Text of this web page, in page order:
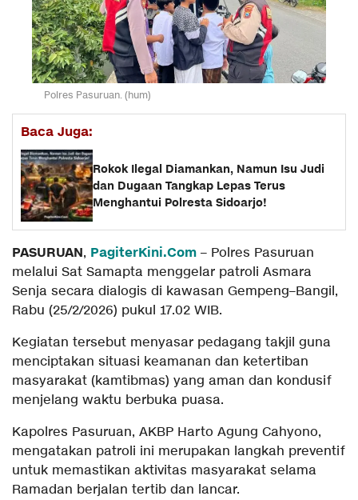
Polres Pasuruan. (hum)
Baca Juga:
Rokok Ilegal Diamankan, Namun Isu Judi
dan Dugaan Tangkap Lepas Terus
Menghantui Polresta Sidoarjo!
PASURUAN, PagiterKini.Com – Polres Pasuruan
melalui Sat Samapta menggelar patroli Asmara
Senja secara dialogis di kawasan Gempeng–Bangil,
Rabu (25/2/2026) pukul 17.02 WIB.
Kegiatan tersebut menyasar pedagang takjil guna
menciptakan situasi keamanan dan ketertiban
masyarakat (kamtibmas) yang aman dan kondusif
menjelang waktu berbuka puasa.
Kapolres Pasuruan, AKBP Harto Agung Cahyono,
mengatakan patroli ini merupakan langkah preventif
untuk memastikan aktivitas masyarakat selama
Ramadan berjalan tertib dan lancar.